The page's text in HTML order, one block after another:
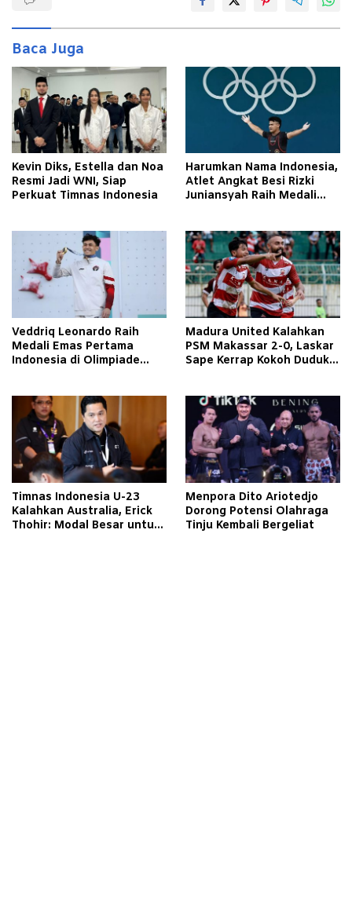
Baca Juga
Kevin Diks, Estella dan Noa
Resmi Jadi WNI, Siap
Perkuat Timnas Indonesia
Harumkan Nama Indonesia,
Atlet Angkat Besi Rizki
Juniansyah Raih Medali
Veddriq Leonardo Raih
Medali Emas Pertama
Indonesia di Olimpiade
Madura United Kalahkan
PSM Makassar 2-0, Laskar
Sape Kerrap Kokoh Duduki
Timnas Indonesia U-23
Kalahkan Australia, Erick
Thohir: Modal Besar untuk
Menpora Dito Ariotedjo
Dorong Potensi Olahraga
Tinju Kembali Bergeliat